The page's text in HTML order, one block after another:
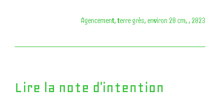
Agencement, terre grès, environ 20 cm, , 2023
Lire la note d'intention